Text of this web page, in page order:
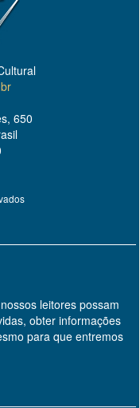
650
leitores possam
obter informações
para que entremos